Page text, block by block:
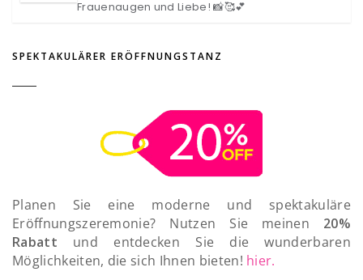
Frauenaugen und Liebe! 📸🥰💕
SPEKTAKULÄRER ERÖFFNUNGSTANZ
Planen Sie eine moderne und spektakuläre
Eröffnungszeremonie? Nutzen Sie meinen 20%
Rabatt und entdecken Sie die wunderbaren
Möglichkeiten, die sich Ihnen bieten! hier.